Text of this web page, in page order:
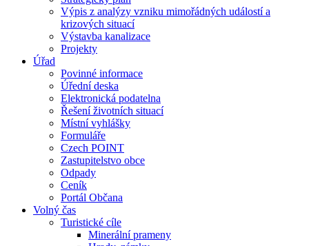
Výpis z analýzy vzniku mimořádných událostí a
krizových situací
Výstavba kanalizace
Projekty
Úřad
Povinné informace
Úřední deska
Elektronická podatelna
Řešení životních situací
Místní vyhlášky
Formuláře
Czech POINT
Zastupitelstvo obce
Odpady
Ceník
Portál Občana
Volný čas
Turistické cíle
Minerální prameny